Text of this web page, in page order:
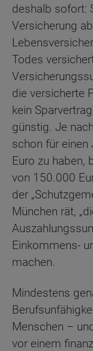
deshalb sofort:
Versicherung
Todes
die versicherte
kein
günstig. Je
schon für einen
Euro zu haben,
von 150.000
der
München rät,
Einkommens-
machen.
Mindestens
Menschen –
vor einem